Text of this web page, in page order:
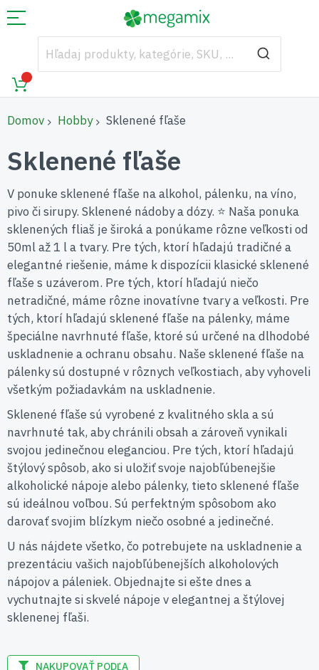
Domov Hobby Sklenené fľaše
Sklenené fľaše
V ponuke sklenené fľaše na alkohol, pálenku, na víno,
pivo či sirupy. Sklenené nádoby a dózy. ⭐ Naša ponuka
sklenených fliaš je široká a ponúkame rôzne veľkosti od
50ml až 1 l a tvary. Pre tých, ktorí hľadajú tradičné a
elegantné riešenie, máme k dispozícii klasické sklenené
fľaše s uzáverom. Pre tých, ktorí hľadajú niečo
netradičné, máme rôzne inovatívne tvary a veľkosti. Pre
tých, ktorí hľadajú sklenené fľaše na pálenky, máme
špeciálne navrhnuté fľaše, ktoré sú určené na dlhodobé
uskladnenie a ochranu obsahu. Naše sklenené fľaše na
pálenky sú dostupné v rôznych veľkostiach, aby vyhoveli
všetkým požiadavkám na uskladnenie.
Sklenené fľaše sú vyrobené z kvalitného skla a sú
navrhnuté tak, aby chránili obsah a zároveň vynikali
svojou jedinečnou eleganciou. Pre tých, ktorí hľadajú
štýlový spôsob, ako si uložiť svoje najobľúbenejšie
alkoholické nápoje alebo pálenky, tieto sklenené fľaše
sú ideálnou voľbou. Sú perfektným spôsobom ako
darovať svojim blízkym niečo osobné a jedinečné.
U nás nájdete všetko, čo potrebujete na uskladnenie a
prezentáciu vašich najobľúbenejších alkoholových
nápojov a páleniek. Objednajte si ešte dnes a
vychutnajte si skvelé nápoje v elegantnej a štýlovej
sklenenej fľaši.
NAKUPOVAŤ PODĽA